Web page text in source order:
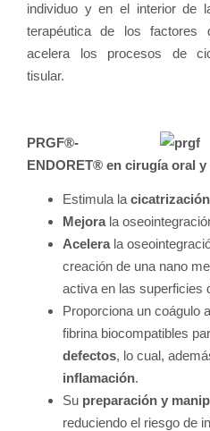
individuo y en el interior de
terapéutica de los factores
acelera los procesos de
tisular.
PRGF®-
ENDORET® en cirugía oral
Estimula la cicatrización
Mejorala
Acelerala
creación de una nano
activa en las superficies
Proporciona un coágulo
fibrina biocompatibles
defectos, lo cual,
inflamación.
Su preparación y
reduciendo el riesgo de